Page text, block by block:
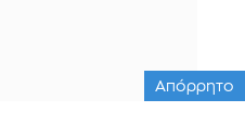
Απόρρητο